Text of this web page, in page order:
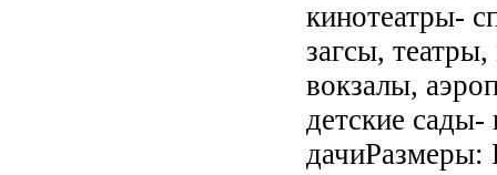
кинотеатры-
загсы,
вокзалы,
детские